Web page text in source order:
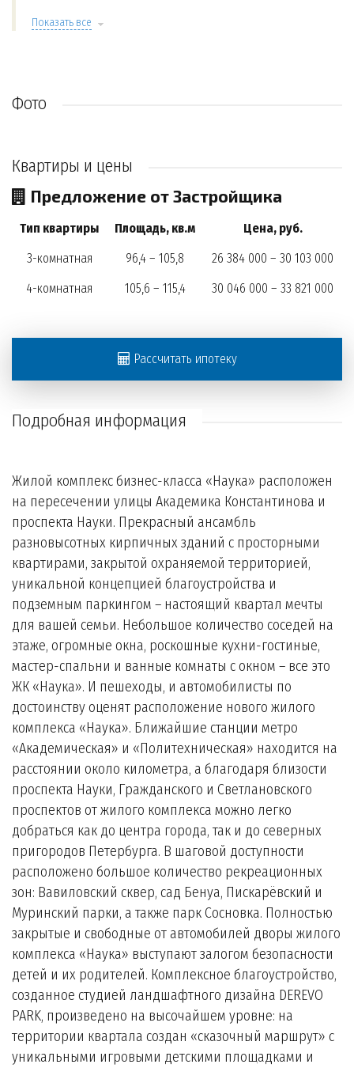
Показать все
Фото
Квартиры и цены
Предложение от Застройщика
Тип квартиры Площадь, кв.м
Цена, руб.
3-комнатная
96,4 – 105,8
26 384 000 – 30 103 000
4-комнатная
105,6 – 115,4 30 046 000 – 33 821 000
Рассчитать ипотеку
Подробная информация
Жилой комплекс бизнес-класса «Наука» расположен
на пересечении улицы Академика Константинова и
проспекта Науки. Прекрасный ансамбль
разновысотных кирпичных зданий с просторными
квартирами, закрытой охраняемой территорией,
уникальной концепцией благоустройства и
подземным паркингом – настоящий квартал мечты
для вашей семьи. Небольшое количество соседей на
этаже, огромные окна, роскошные кухни-гостиные,
мастер-спальни и ванные комнаты с окном – все это
ЖК «Наука». И пешеходы, и автомобилисты по
достоинству оценят расположение нового жилого
комплекса «Наука». Ближайшие станции метро
«Академическая» и «Политехническая» находится на
расстоянии около километра, а благодаря близости
проспекта Науки, Гражданского и Светлановского
проспектов от жилого комплекса можно легко
добраться как до центра города, так и до северных
пригородов Петербурга. В шаговой доступности
расположено большое количество рекреационных
зон: Вавиловский сквер, сад Бенуа, Пискарёвский и
Муринский парки, а также парк Сосновка. Полностью
закрытые и свободные от автомобилей дворы жилого
комплекса «Наука» выступают залогом безопасности
детей и их родителей. Комплексное благоустройство,
созданное студией ландшафтного дизайна DEREVO
PARK, произведено на высочайшем уровне: на
территории квартала создан «сказочный маршрут» с
уникальными игровыми детскими площадками и